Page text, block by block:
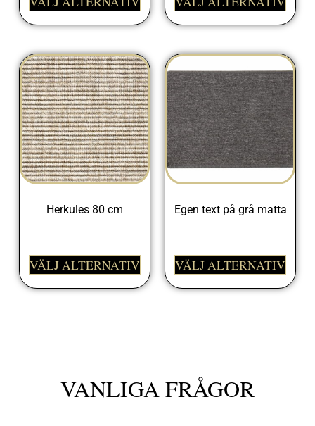
Herkules 80 cm
VÄLJ ALTERNATIV
Egen text på grå matta
VÄLJ ALTERNATIV
VANLIGA FRÅGOR